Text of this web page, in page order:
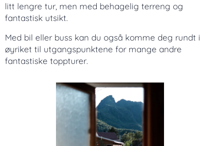
litt lengre tur, men med behagelig terreng og
fantastisk utsikt.
Med bil eller buss kan du også komme deg rundt i
øyriket til utgangspunktene for mange andre
fantastiske toppturer.